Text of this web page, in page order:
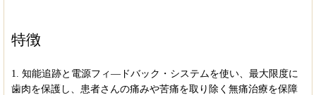
特徴
1. 知能追跡と電源フィ―ドバック・システムを使い、最大限度に
歯肉を保護し、患者さんの痛みや苦痛を取り除く無痛治療を保障